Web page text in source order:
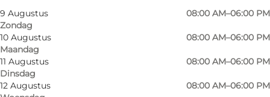
9 Augustus
Zondag
08:00 AM–06:00 PM
10 Augustus
Maandag
08:00 AM–06:00 PM
11 Augustus
Dinsdag
08:00 AM–06:00 PM
12 Augustus
08:00 AM–06:00 PM